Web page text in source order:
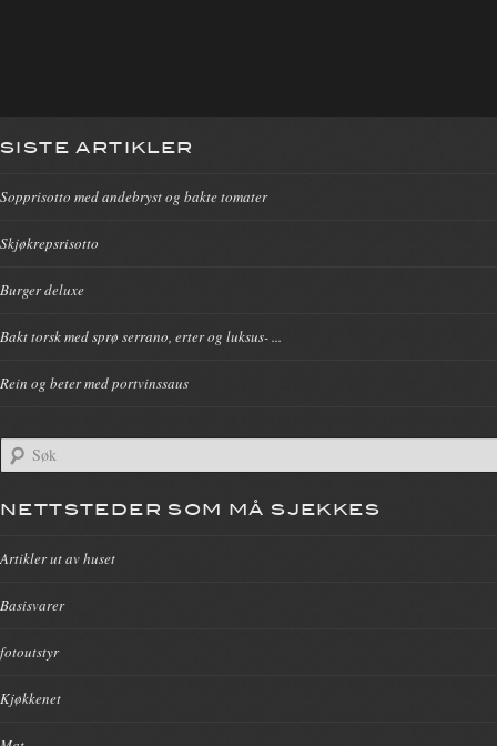
SISTE ARTIKLER
Sopprisotto med andebryst og bakte tomater
Skjøkrepsrisotto
Burger deluxe
Bakt torsk med sprø serrano, erter og luksus- ...
Rein og beter med portvinssaus
NETTSTEDER SOM MÅ SJEKKES
Artikler ut av huset
Basisvarer
fotoutstyr
Kjøkkenet